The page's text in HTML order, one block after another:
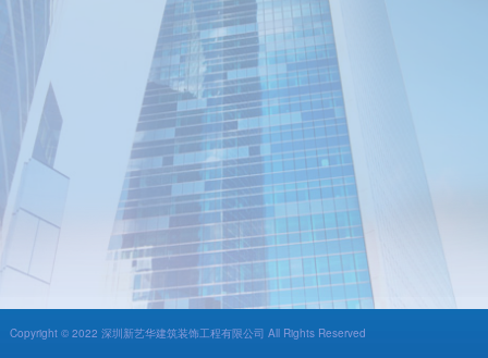
Copyright © 2022 深圳新艺华建筑装饰工程有限公司 All Rights Reserved